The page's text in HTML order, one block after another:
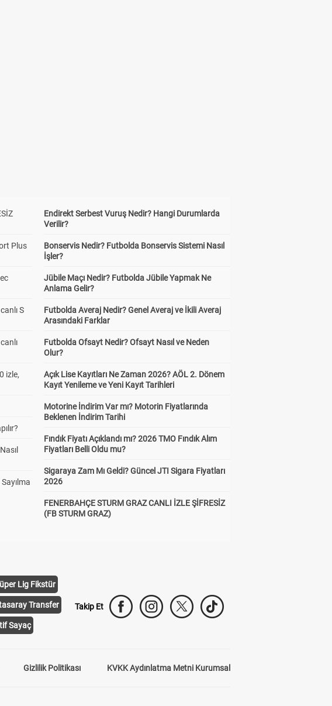
Plus
S
izle,
Endirekt Serbest Vuruş Nedir? Hangi Durumlarda
Verilir?
Bonservis Nedir? Futbolda Bonservis Sistemi Nasıl
İşler?
Jübile Maçı Nedir? Futbolda Jübile Yapmak Ne
Anlama Gelir?
Futbolda Averaj Nedir? Genel Averaj ve İkili Averaj
Arasındaki Farklar
Futbolda Ofsayt Nedir? Ofsayt Nasıl ve Neden
Olur?
Açık Lise Kayıtları Ne Zaman 2026? AÖL 2. Dönem
Kayıt Yenileme ve Yeni Kayıt Tarihleri
Motorine İndirim Var mı? Motorin Fiyatlarında
Beklenen İndirim Tarihi
Fındık Fiyatı Açıklandı mı? 2026 TMO Fındık Alım
Fiyatları Belli Oldu mu?
Sigaraya Zam Mı Geldi? Güncel JTI Sigara Fiyatları
2026
FENERBAHÇE STURM GRAZ CANLI İZLE ŞİFRESİZ
(FB STURM GRAZ)
Lig Fikstür
Transfer
Sayaç
Takip Et
Gizlilik Politikası KVKK Aydınlatma Metni Kurumsal